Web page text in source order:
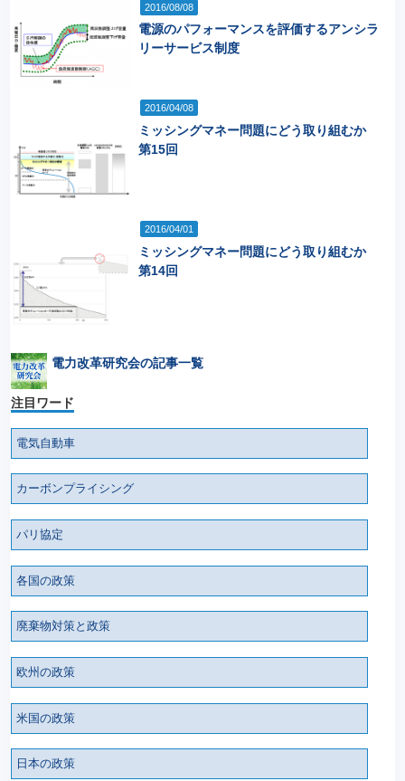
2016/08/08
電源のパフォーマンスを評価するアンシラ
リーサービス制度
2016/04/08
ミッシングマネー問題にどう取り組むか
第15回
2016/04/01
ミッシングマネー問題にどう取り組むか
第14回
電力改革研究会の記事一覧
注目ワード
電気自動車
カーボンプライシング
パリ協定
各国の政策
廃棄物対策と政策
欧州の政策
米国の政策
日本の政策